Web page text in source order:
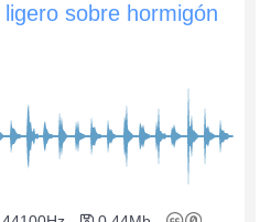
sobre hormigón